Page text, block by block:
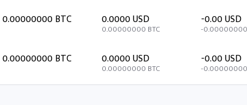
0.00000000 BTC 0.0000 USD
0.00000000 BTC
-0.00 USD
-0.00000000
0.00000000 BTC 0.0000 USD
0.00000000 BTC
-0.00 USD
-0.00000000